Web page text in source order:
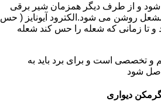
و از طرف دیگر همزمان شیر برقی
روشن می شود.الکترود آیونایز ( حس
و تا زمانی که شعله را حس کند شعله
و تخصصی است و برای برد باید به
شود
دیواری